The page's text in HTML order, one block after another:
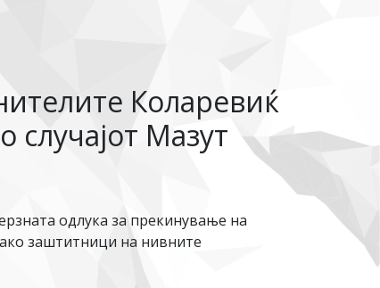
Коларевиќ
Мазут
одлука за прекинување на
заштитници на нивните